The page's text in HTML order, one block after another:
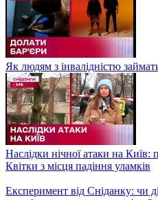
Як людям з інвалідністю
Наслідки нічної атаки на
Квітки з місця падіння уламків